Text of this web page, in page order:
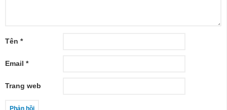
Tên *
Email *
Trang web